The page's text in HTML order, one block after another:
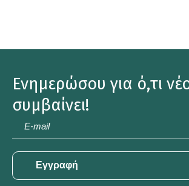
Ενημερώσου για ό,τι
συμβαίνει!